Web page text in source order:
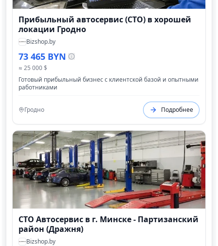
Прибыльный автосервис (СТО) в хорошей
локации Гродно
Bizshop.by
73 465 BYN
≈ 25 000 $
Готовый прибыльный бизнес с клиентской базой и опытными
работниками
Гродно Подробнее
СТО Автосервис в г. Минске - Партизанский
район (Дражня)
Bizshop.by